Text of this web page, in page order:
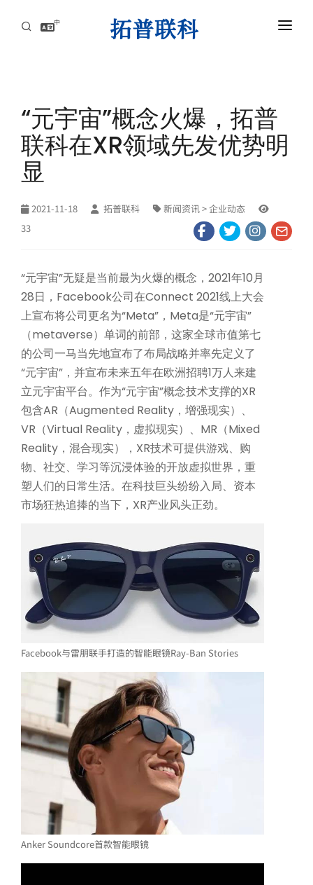
中
攻克高速背板瓶颈，赋能AI集群，实现超低延迟与海量数据的高效传导
机器人精密互连方案
专攻微型化场景，为人形机器人手指关节提供高柔性与高精度信号传输
芯片测试高频方案
极致耐久下的高频测试，确保探针接触稳定，护航芯片良率
资讯中心
关于拓普联科
联系
“元宇宙”概念火爆，拓普
联科在XR领域先发优势明
显
2021-11-18 拓普联科 新闻资讯> 企业动态
33
“元宇宙”无疑是当前最为火爆的概念，2021年10月
28日，Facebook公司在Connect 2021线上大会
上宣布将公司更名为“Meta”，Meta是“元宇宙”
（metaverse）单词的前部，这家全球市值第七
的公司一马当先地宣布了布局战略并率先定义了
“元宇宙”，并宣布未来五年在欧洲招聘1万人来建
立元宇宙平台。作为“元宇宙”概念技术支撑的XR
包含AR（Augmented Reality，增强现实）、
VR（Virtual Reality，虚拟现实）、MR（Mixed
Reality，混合现实），XR技术可提供游戏、购
物、社交、学习等沉浸体验的开放虚拟世界，重
塑人们的日常生活。在科技巨头纷纷入局、资本
市场狂热追捧的当下，XR产业风头正劲。
Facebook与雷朋联手打造的智能眼镜Ray-Ban Stories
Anker Soundcore首款智能眼镜